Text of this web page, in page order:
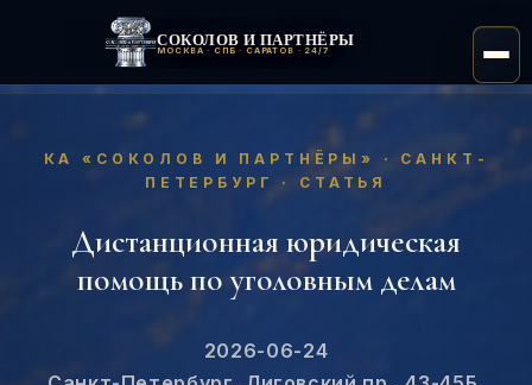
СОКОЛОВ И ПАРТНЁРЫ
МОСКВА · СПБ · САРАТОВ · 24/7
КА «СОКОЛОВ И ПАРТНЁРЫ» · САНКТ-
ПЕТЕРБУРГ · СТАТЬЯ
Дистанционная юридическая
помощь по уголовным делам
2026-06-24